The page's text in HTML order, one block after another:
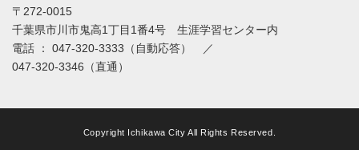
〒272-0015
千葉県市川市鬼高1丁目1番4号 生涯学習センター内
電話 ： 047-320-3333（自動応答） ／
047-320-3346（直通）
Copyright Ichikawa City All Rights Reserved.